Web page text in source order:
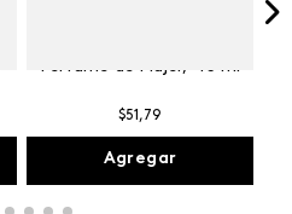
Perfume de Mujer, 45 ml
$51 ,79
Agregar